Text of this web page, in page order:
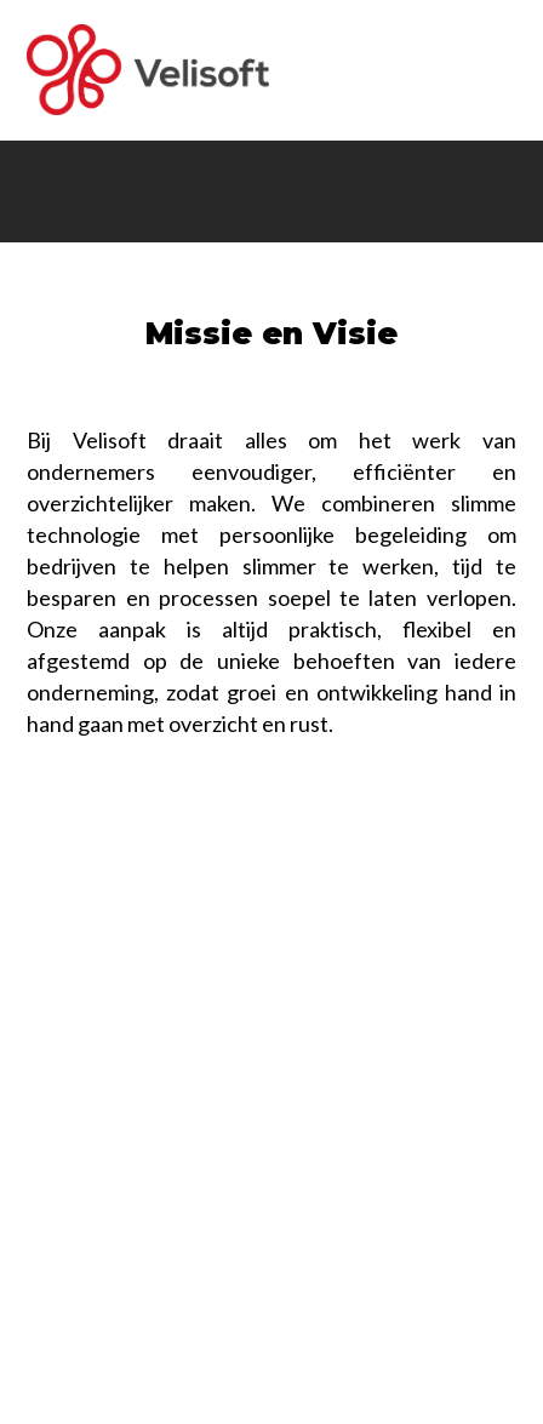
Home
Materieelbeheer
Webshopbeheer
Koppel boekhouding
Abonnementen
Inhuurbonnen / Onderaannemersbonnen
Software voor zzp'ers
Software voor agrarische sector
Software voor groothandels en E-commerce
Software voor de GWW
Software op maat
Missie en Visie
Bij Velisoft draait alles om het werk van
ondernemers eenvoudiger, efficiënter en
overzichtelijker maken. We combineren slimme
technologie met persoonlijke begeleiding om
bedrijven te helpen slimmer te werken, tijd te
besparen en processen soepel te laten verlopen.
Onze aanpak is altijd praktisch, flexibel en
afgestemd op de unieke behoeften van iedere
onderneming, zodat groei en ontwikkeling hand in
hand gaan met overzicht en rust.